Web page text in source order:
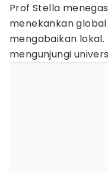
Prof Stella
menekankan
mengabaikan
mengunjungi